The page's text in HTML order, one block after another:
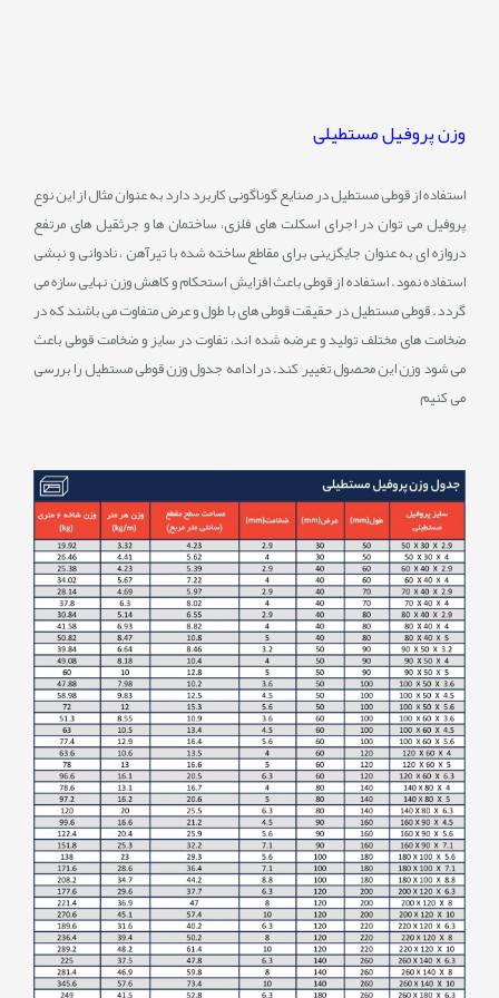
وزن پروفیل مستطیلی
استفاده از قوطی مستطیل در صنایع گوناگونی کاربرد دارد به عنوان مثال از این نوع
پروفیل می توان در اجرای اسکلت های فلزی، ساختمان ها و جرثقیل های مرتفع
دروازه ای به عنوان جایگزینی برای مقاطع ساخته شده با تیرآهن ، نادوانی و نبشی
استفاده نمود. استفاده از قوطی باعث افزایش استحکام و کاهش وزن نهایی سازه می
گردد. قوطی مستطیل در حقیقت قوطی های با طول و عرض متفاوت می باشند که در
ضخامت های مختلف تولید و عرضه شده اند، تفاوت در سایز و ضخامت قوطی باعث
می شود وزن این محصول تغییر کند. در ادامه جدول وزن قوطی مستطیل را بررسی
می کنیم